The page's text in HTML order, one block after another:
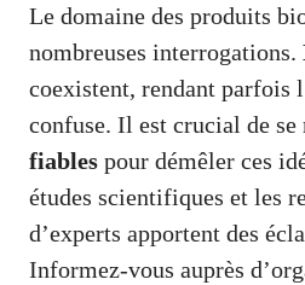
Le domaine des produits
nombreuses interrogations.
coexistent, rendant parfois
confuse. Il est crucial de se
fiables pour démêler ces
études scientifiques et les
d’experts apportent des
Informez-vous auprès